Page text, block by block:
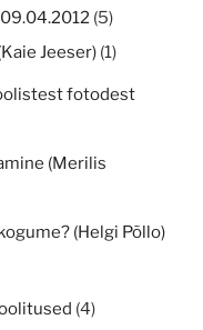
(5)
Jeeser) (1)
fotodest
(Merilis
(Helgi Põllo)
(4)